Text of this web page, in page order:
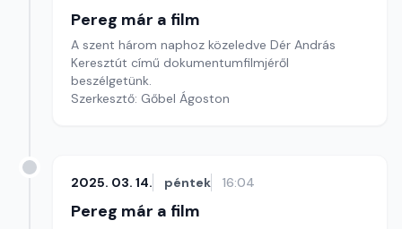
Pereg már a film
A szent három naphoz közeledve Dér András
Keresztút című dokumentumfilmjéről
beszélgetünk.
Szerkesztő: Gőbel Ágoston
2025. 03. 14. péntek 16:04
Pereg már a film